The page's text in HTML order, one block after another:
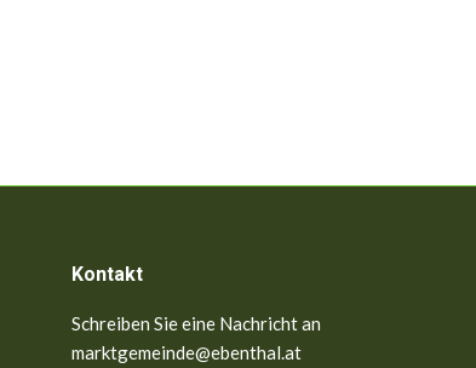
Kontakt
Schreiben Sie eine Nachricht an
marktgemeinde@ebenthal.at